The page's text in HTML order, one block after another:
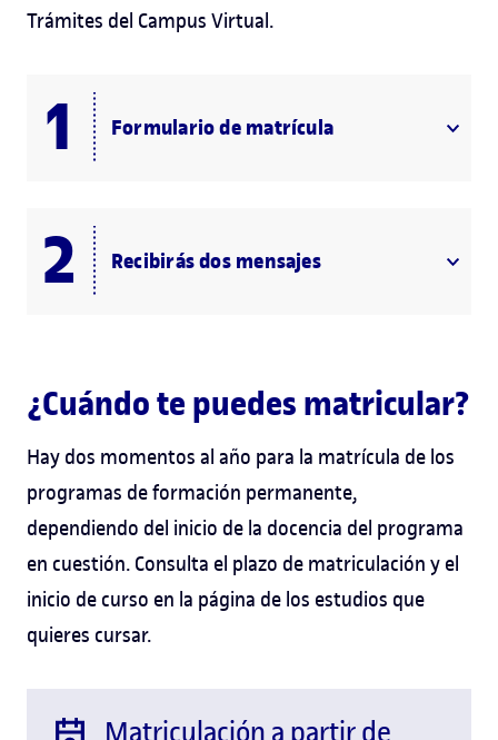
Trámites del Campus Virtual.
Formulario de matrícula
Recibirás dos mensajes
¿Cuándo te puedes matricular?
Hay dos momentos al año para la matrícula de los
programas de formación permanente,
dependiendo del inicio de la docencia del programa
en cuestión. Consulta el plazo de matriculación y el
inicio de curso en la página de los estudios que
quieres cursar.